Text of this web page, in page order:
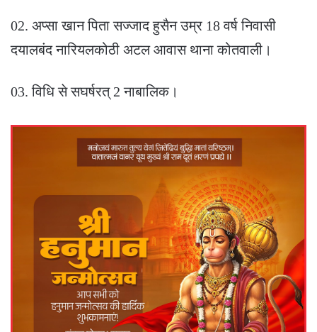
02. अप्सा खान पिता सज्जाद हुसैन उम्र 18 वर्ष निवासी
दयालबंद नारियलकोठी अटल आवास थाना कोतवाली।
03. विधि से सघर्षरत् 2 नाबालिक।